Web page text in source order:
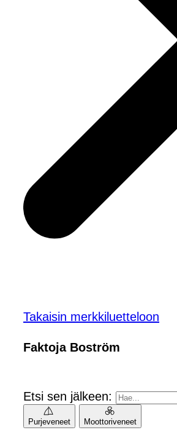
Takaisin merkkiluetteloon
Faktoja Boström
Etsi sen jälkeen:
Purjeveneet Moottoriveneet